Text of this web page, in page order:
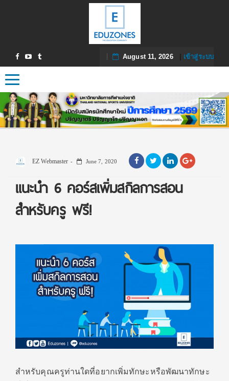
August 11, 2026| เข้าสู่ระบบ
Toggle navigation
EZ Webmaster June 7, 2020
แนะนำ 6 คอร์สเพิ่มสกิลการสอน
สำหรับครู ฟรี!
สำหรับคุณครูท่านใดที่อยากเพิ่มทักษะหรือพัฒนาทักษะ